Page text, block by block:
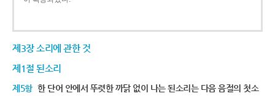
제3장 소리에 관한 것
제1절 된소리
제5항 한 단어 안에서 뚜렷한 까닭 없이 나는 된소리는 다음 음절의 첫소